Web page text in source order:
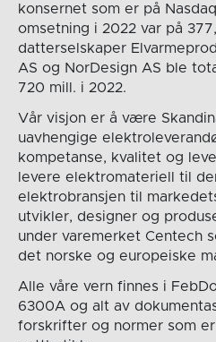
konsernet som er på
omsetning i 2022 var på
datterselskaper
AS og NorDesign AS ble
720 mill. i 2022.
Vår visjon er å være
uavhengige
kompetanse, kvalitet og
levere elektromateriell til
elektrobransjen til
utvikler, designer og
under varemerket Centech
det norske og europeiske
Alle våre vern finnes i
6300A og alt av
forskrifter og normer som